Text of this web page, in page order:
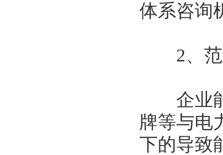
体系咨询
2、范
企业能
牌等与电
下的导致